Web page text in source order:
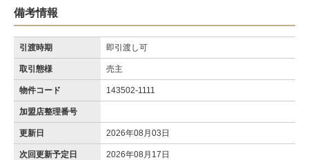
備考情報
引渡時期 即引渡し可
取引態様 売主
物件コード 143502-1111
加盟店整理番号
更新日 2026年08月03日
次回更新予定日 2026年08月17日